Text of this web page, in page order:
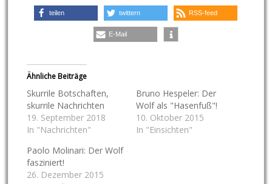
teilen twittern RSS-feed
E-Mail
Ähnliche Beiträge
Skurrile Botschaften,
skurrile Nachrichten
19. September 2018
In "Nachrichten"
Bruno Hespeler: Der
Wolf als "Hasenfuß"!
10. Oktober 2015
In "Einsichten"
Paolo Molinari: Der Wolf
fasziniert!
26. Dezember 2015